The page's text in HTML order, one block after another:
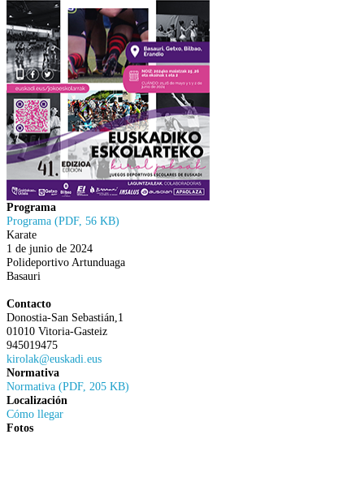
Programa
Programa (PDF, 56 KB)
Karate
1 de junio de 2024
Polideportivo Artunduaga
Basauri
Contacto
Donostia-San Sebastián,1
01010 Vitoria-Gasteiz
945019475
kirolak@euskadi.eus
Normativa
Normativa (PDF, 205 KB)
Localización
Cómo llegar
Fotos